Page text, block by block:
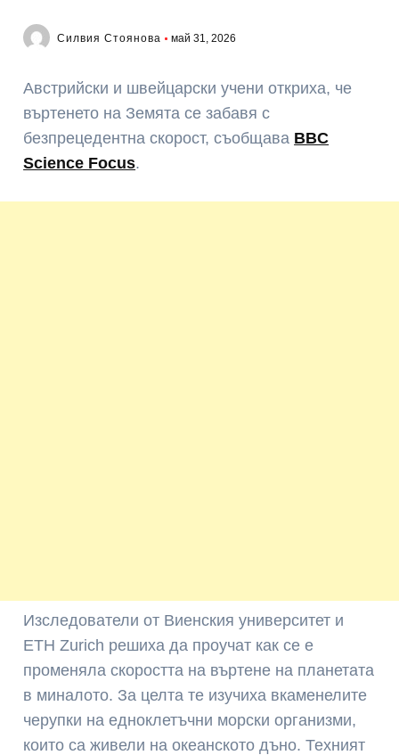
Силвия Стоянова май 31, 2026
Австрийски и швейцарски учени откриха, че
въртенето на Земята се забавя с
безпрецедентна скорост, съобщава BBC
Science Focus.
Изследователи от Виенския университет и
ETH Zurich решиха да проучат как се е
променяла скоростта на въртене на планетата
в миналото. За целта те изучиха вкаменелите
черупки на едноклетъчни морски организми,
които са живели на океанското дъно. Техният